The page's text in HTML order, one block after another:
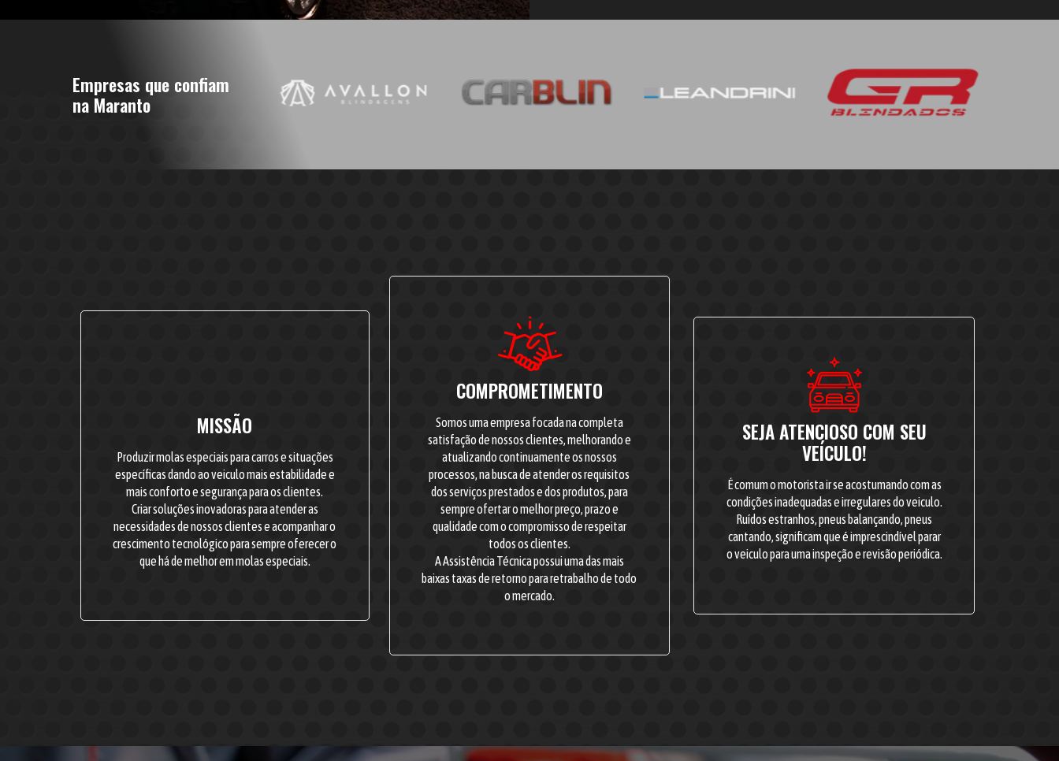
Empresas que confiam
na Maranto
MISSÃO
Produzir molas especiais para carros e situações
específicas dando ao veiculo mais estabilidade e
mais conforto e segurança para os clientes.
Criar soluções inovadoras para atender as
necessidades de nossos clientes e acompanhar o
crescimento tecnológico para sempre oferecer o
que há de melhor em molas especiais.
COMPROMETIMENTO
Somos uma empresa focada na completa
satisfação de nossos clientes, melhorando e
atualizando continuamente os nossos
processos, na busca de atender os requisitos
dos serviços prestados e dos produtos, para
sempre ofertar o melhor preço, prazo e
qualidade com o compromisso de respeitar
todos os clientes.
A Assistência Técnica possui uma das mais
baixas taxas de retorno para retrabalho de todo
o mercado.
SEJA ATENCIOSO COM SEU
VEÍCULO!
É comum o motorista ir se acostumando com as
condições inadequadas e irregulares do veiculo.
Ruídos estranhos, pneus balançando, pneus
cantando, significam que é imprescindível parar
o veiculo para uma inspeção e revisão periódica.